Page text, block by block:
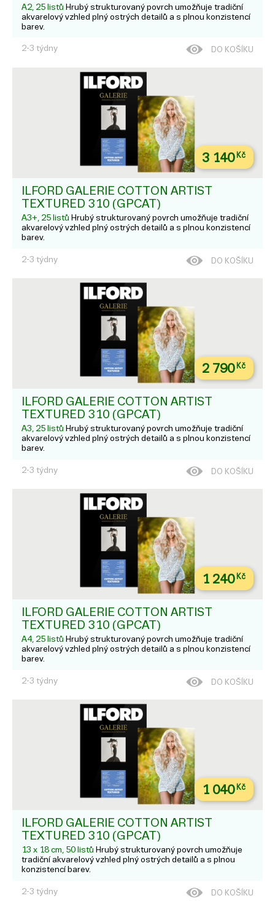
A2, 25 listů Hrubý strukturovaný povrch umožňuje tradiční
akvarelový vzhled plný ostrých detailů a s plnou konzistencí
barev.
2-3 týdny DO KOŠÍKU
3 140Kč
ILFORD GALERIE COTTON ARTIST
TEXTURED 310 (GPCAT)
A3+, 25 listů Hrubý strukturovaný povrch umožňuje tradiční
akvarelový vzhled plný ostrých detailů a s plnou konzistencí
barev.
2-3 týdny DO KOŠÍKU
2 790Kč
ILFORD GALERIE COTTON ARTIST
TEXTURED 310 (GPCAT)
A3, 25 listů Hrubý strukturovaný povrch umožňuje tradiční
akvarelový vzhled plný ostrých detailů a s plnou konzistencí
barev.
2-3 týdny DO KOŠÍKU
1 240Kč
ILFORD GALERIE COTTON ARTIST
TEXTURED 310 (GPCAT)
A4, 25 listů Hrubý strukturovaný povrch umožňuje tradiční
akvarelový vzhled plný ostrých detailů a s plnou konzistencí
barev.
2-3 týdny DO KOŠÍKU
1 040Kč
ILFORD GALERIE COTTON ARTIST
TEXTURED 310 (GPCAT)
13 x 18 cm, 50 listů Hrubý strukturovaný povrch umožňuje
tradiční akvarelový vzhled plný ostrých detailů a s plnou
konzistencí barev.
2-3 týdny DO KOŠÍKU